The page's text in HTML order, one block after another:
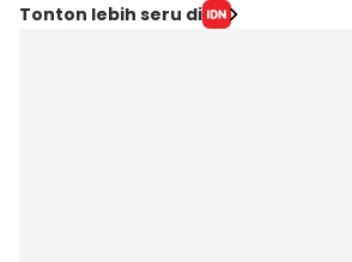
Tonton lebih seru di